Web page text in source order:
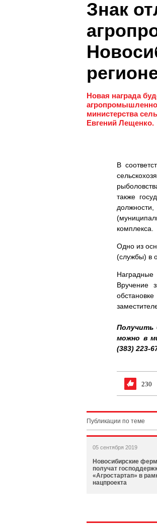
Знак
Новая награда
министерства
Евгений Лещенко.
В
также
комплекса.
Одно из
(службы) в
Наградные
Вручение
Получить
можно в
(383) 223-
230
Публикации по теме
05 сентября 2019
Новосибирские
получат
«Агростартап» в
нацпроекта